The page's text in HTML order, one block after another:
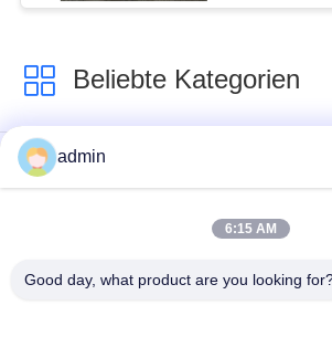
Beliebte Kategorien
Flexible PVC-
Bodenbelag
Böden
admin
6:15 AM
Good day, what product are you looking